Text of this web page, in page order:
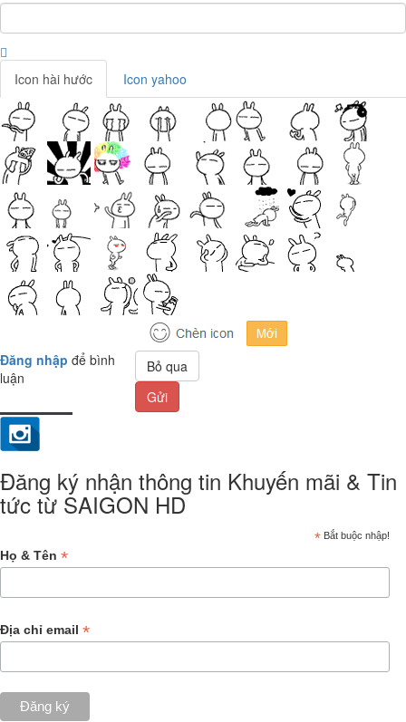
Icon hài hước Icon yahoo
Đăng nhập để bình
luận
Bỏ qua
Gửi
Đăng ký nhận thông tin Khuyến mãi & Tin
tức từ SAIGON HD
* Bắt buộc nhập!
Họ & Tên *
Địa chỉ email *